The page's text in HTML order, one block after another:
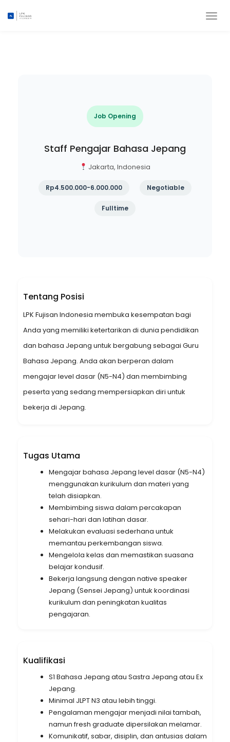
T
Job Opening
Staff Pengajar Bahasa Jepang
Jakarta, Indonesia
Rp4.500.000-6.000.000 Negotiable
Fulltime
Tentang Posisi
LPK Fujisan Indonesia membuka kesempatan bagi
Anda yang memiliki ketertarikan di dunia pendidikan
dan bahasa Jepang untuk bergabung sebagai Guru
Bahasa Jepang. Anda akan berperan dalam
mengajar level dasar (N5-N4) dan membimbing
peserta yang sedang mempersiapkan diri untuk
bekerja di Jepang.
Tugas Utama
Mengajar bahasa Jepang level dasar (N5-N4)
menggunakan kurikulum dan materi yang
telah disiapkan.
Membimbing siswa dalam percakapan
sehari-hari dan latihan dasar.
Melakukan evaluasi sederhana untuk
memantau perkembangan siswa.
Mengelola kelas dan memastikan suasana
belajar kondusif.
Bekerja langsung dengan native speaker
Jepang (Sensei Jepang) untuk koordinasi
kurikulum dan peningkatan kualitas
pengajaran.
Kualifikasi
S1 Bahasa Jepang atau Sastra Jepang atau Ex
Jepang.
Minimal JLPT N3 atau lebih tinggi.
Pengalaman mengajar menjadi nilai tambah,
namun fresh graduate dipersilakan melamar.
Komunikatif, sabar, disiplin, dan antusias dalam